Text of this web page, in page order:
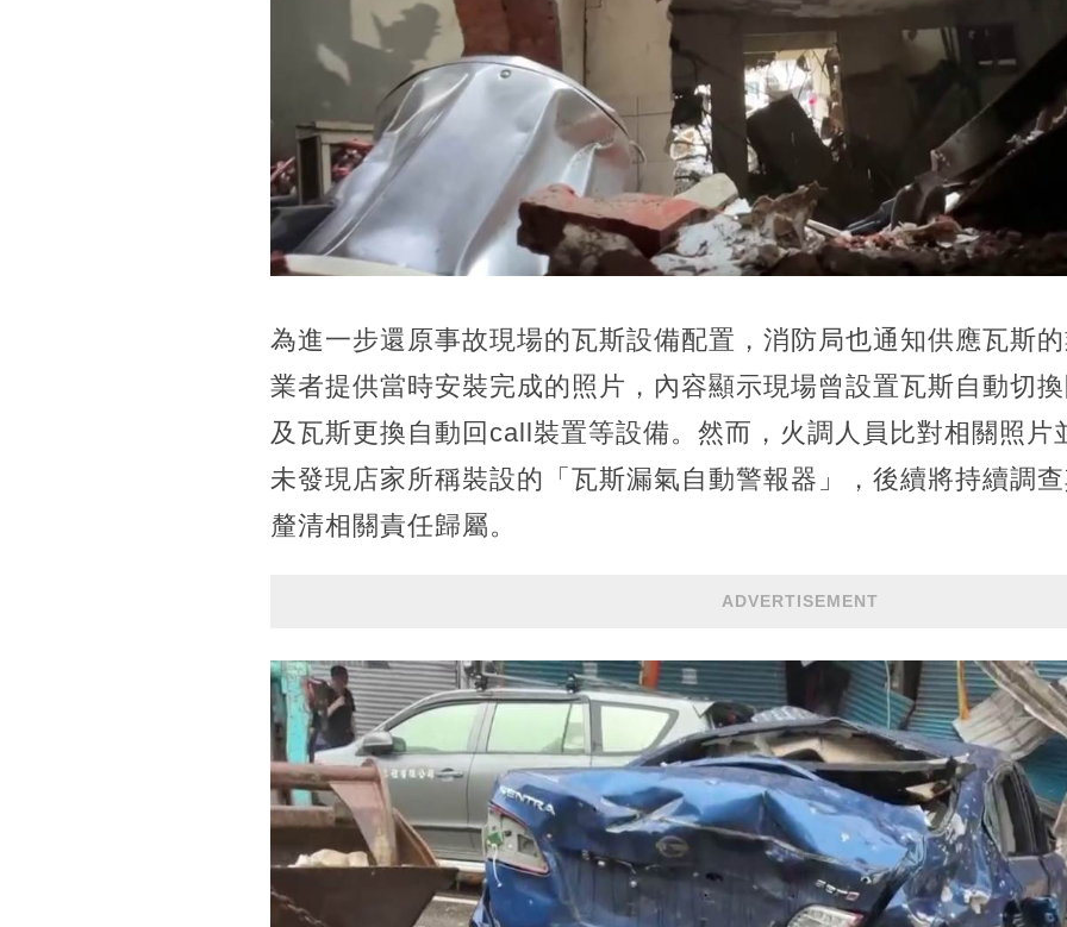
為進一步還原事故現場的瓦斯設備配置，消防局也通知供應瓦斯
業者提供當時安裝完成的照片，內容顯示現場曾設置瓦斯自動切
及瓦斯更換自動回call裝置等設備。然而，火調人員比對相關照片
未發現店家所稱裝設的「瓦斯漏氣自動警報器」，後續將持續調
釐清相關責任歸屬。
ADVERTISEMENT